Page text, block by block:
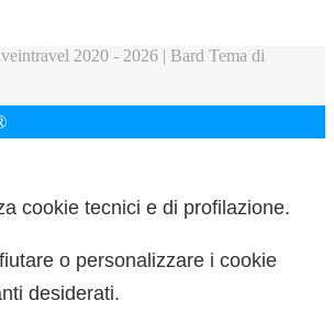
2020 - 2026 | Bard Tema di
cookie tecnici e di profilazione.
o personalizzare i cookie
desiderati.